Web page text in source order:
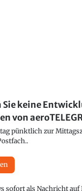
keine
von
pünktlich zur
sofort als Nachricht